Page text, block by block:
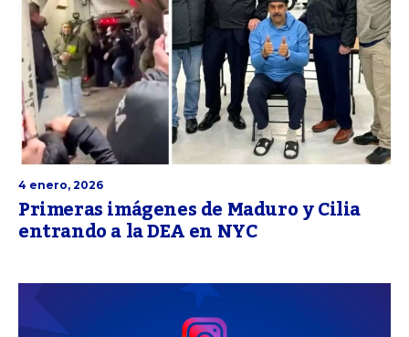
4 enero, 2026
Primeras imágenes de Maduro y Cilia
entrando a la DEA en NYC